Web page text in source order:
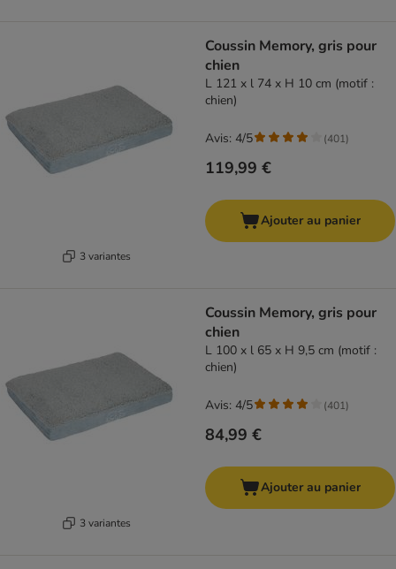
3 variantes
Coussin Memory, gris pour
chien
L 121 x l 74 x H 10 cm (motif :
chien)
119,99 €
Avis: 4/5 (401)
Ajouter au panier
3 variantes
Coussin Memory, gris pour
chien
L 100 x l 65 x H 9,5 cm (motif :
chien)
84,99 €
Avis: 4/5 (401)
Ajouter au panier